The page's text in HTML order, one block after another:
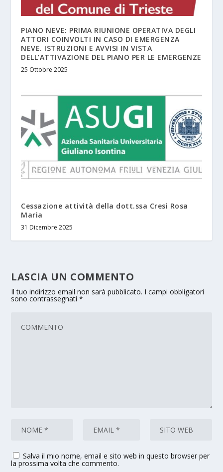
PIANO NEVE: PRIMA RIUNIONE OPERATIVA DEGLI
ATTORI COINVOLTI IN CASO DI EMERGENZA
NEVE. ISTRUZIONI E AVVISI IN VISTA
DELL’ATTIVAZIONE DEL PIANO PER LE EMERGENZE
25 Ottobre 2025
Cessazione attività della dott.ssa Cresi Rosa
Maria
31 Dicembre 2025
LASCIA UN COMMENTO
Il tuo indirizzo email non sarà pubblicato. I campi obbligatori
sono contrassegnati*
Salva il mio nome, email e sito web in questo browser per
la prossima volta che commento.